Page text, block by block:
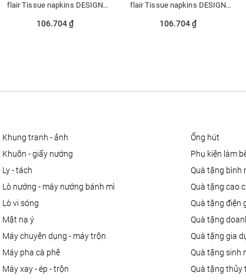
flair Tissue napkins DESIGN
106.704 ₫
flair Tissue napkins DESIGN
106.704 ₫
khung tranh - ảnh
khuôn - giấy nướng
ly - tách
lò nướng - máy nướng bánh mì
lò vi sóng
mặt nạ ý
máy chuyên dụng - máy trộn
máy pha cà phê
máy xay - ép - trộn
ống hút
phụ kiện làm
quà tặng bình
quà tặng cao
quà tặng điện
quà tặng
quà tặng gia
quà tặng sinh
quà tặng thủy